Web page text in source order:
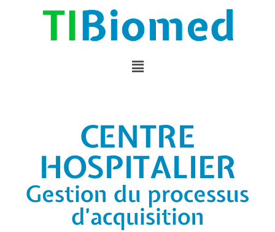
CENTRE
HOSPITALIER
Gestion du processus
d’acquisition